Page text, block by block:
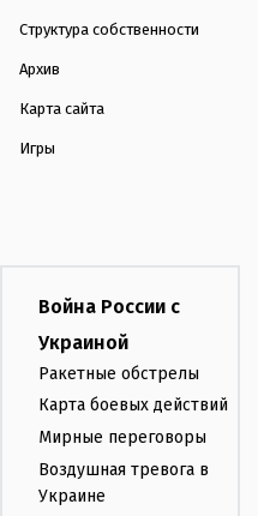
Структура собственности
Архив
Карта сайта
Игры
Война России с
Украиной
Ракетные обстрелы
Карта боевых действий
Мирные переговоры
Воздушная тревога в
Украине